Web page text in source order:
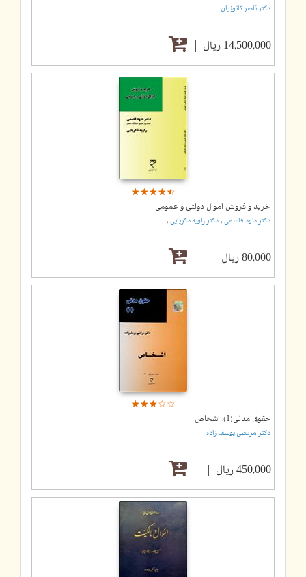
دکتر ناصر کاتوزیان
14,500,000 ریال
☆☆☆☆☆
★★★★★
خرید و فروش اموال دولتی و عمومی
دکتر داود قاسمی , دکتر راویه ذکریایی ,
80,000 ریال
☆☆☆☆☆
★★★★★
حقوق مدنی(1)، اشخاص
دکتر مرتضی یوسف زاده
450,000 ریال